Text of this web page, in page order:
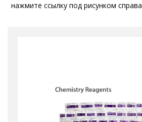
нажмите ссылку под рисунком справа